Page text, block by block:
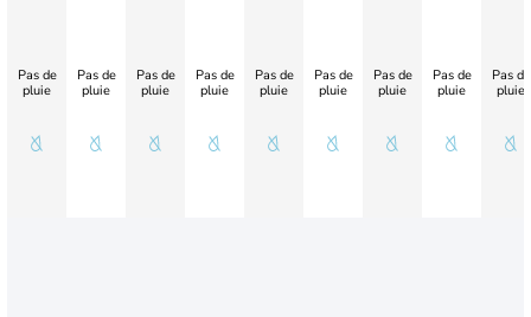
Pas de
pluie
Pas de
pluie
Pas de
pluie
Pas de
pluie
Pas de
pluie
Pas de
pluie
Pas de
pluie
Pas de
pluie
Pas de
pluie